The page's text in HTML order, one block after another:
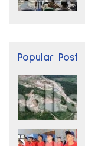
Popular Post